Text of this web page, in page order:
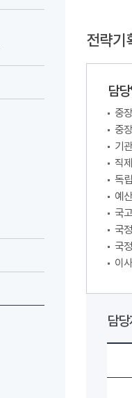
전략기
담
중
중
기
직
독
예
국
국
국
이
담